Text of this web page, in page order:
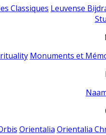
Classiques Leuvense
Monuments et
Orientalia Orientalia